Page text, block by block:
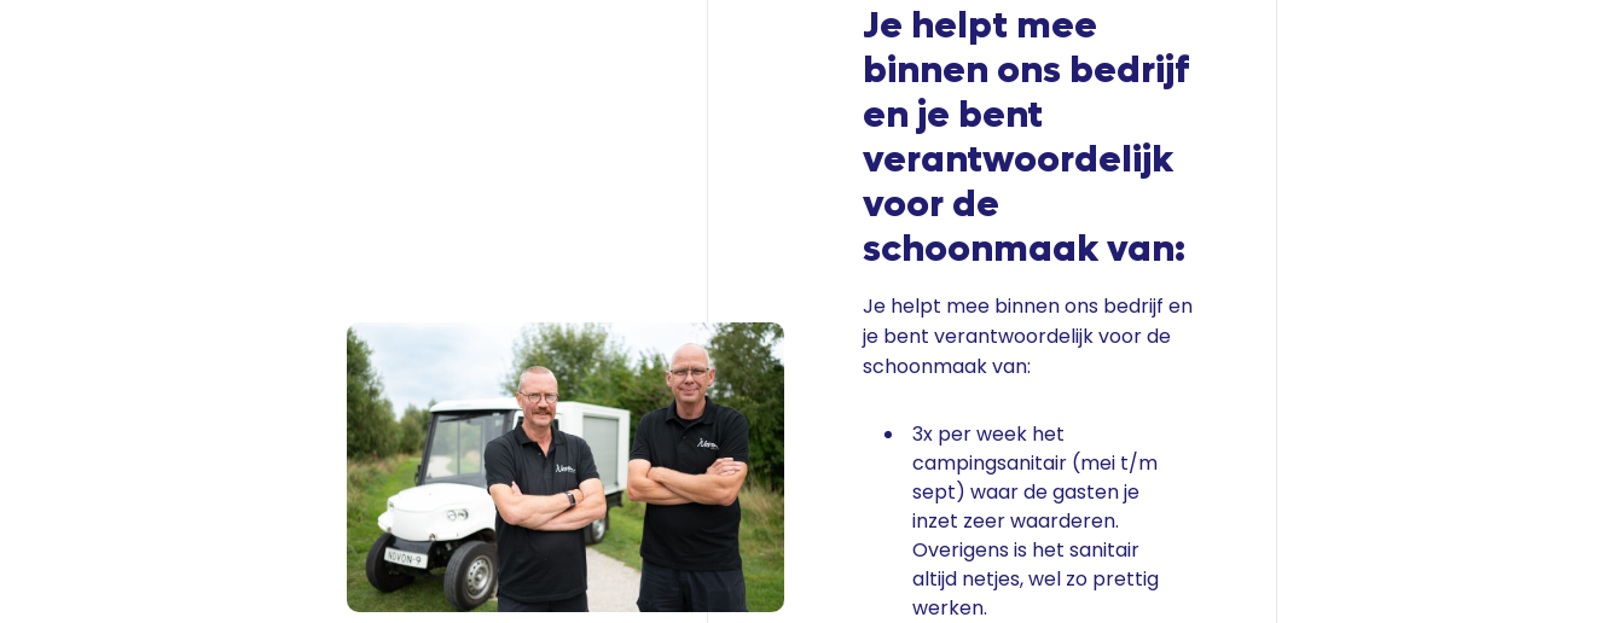
Je helpt mee
binnen ons bedrijf
en je bent
verantwoordelijk
voor de
schoonmaak van:
Je helpt mee binnen ons bedrijf en
je bent verantwoordelijk voor de
schoonmaak van:
3x per week het
campingsanitair (mei t/m
sept) waar de gasten je
inzet zeer waarderen.
Overigens is het sanitair
altijd netjes, wel zo prettig
werken.